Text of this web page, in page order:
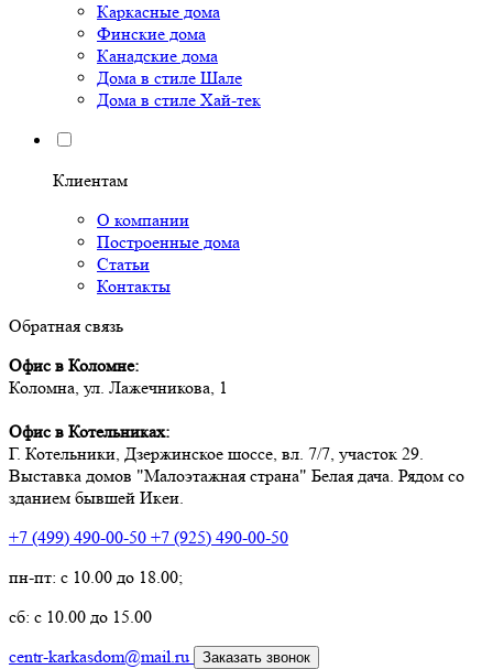
Каркасные дома
Финские дома
Канадские дома
Дома в стиле Шале
Дома в стиле Хай-тек
Клиентам
О компании
Построенные дома
Статьи
Контакты
Обратная связь
Офис в Коломне:
Коломна, ул. Лажечникова, 1
Офис в Котельниках:
Г. Котельники, Дзержинское шоссе, вл. 7/7, участок 29.
Выставка домов "Малоэтажная страна" Белая дача. Рядом со
зданием бывшей Икеи.
+7 (499) 490-00-50 +7 (925) 490-00-50
пн-пт: с 10.00 до 18.00;
сб: с 10.00 до 15.00
centr-karkasdom@mail.ru
Заказать звонок